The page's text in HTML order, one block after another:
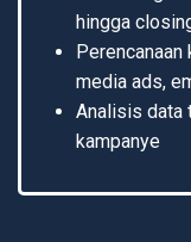
hingga
Perencanaan
media ads,
Analisis data
kampanye